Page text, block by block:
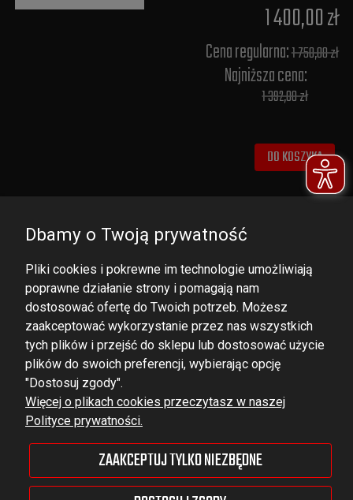
1 400,00 zł
Cena regularna:1 750,00 zł
Najniższa cena:
1 392,00 zł
DO KOSZYKA
DOMINATOR GROUP Sp. z o.o.
Ludowa 59, 43-514 Kaniów,
POLAND
VAT ID No.: 6521751083
dominator@dominator.pl
Dbamy o Twoją prywatność
Pliki cookies i pokrewne im technologie umożliwiają
poprawne działanie strony i pomagają nam
dostosować ofertę do Twoich potrzeb. Możesz
zaakceptować wykorzystanie przez nas wszystkich
tych plików i przejść do sklepu lub dostosować użycie
plików do swoich preferencji, wybierając opcję
"Dostosuj zgody".
Więcej o plikach cookies przeczytasz w naszej
Polityce prywatności.
ZAAKCEPTUJ TYLKO NIEZBĘDNE